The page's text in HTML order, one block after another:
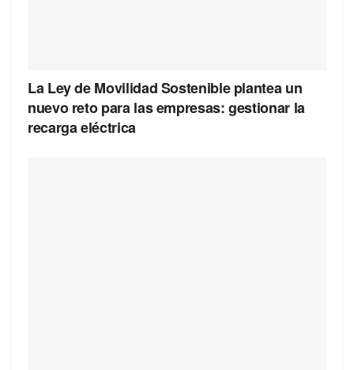
La Ley de Movilidad Sostenible plantea un
nuevo reto para las empresas: gestionar la
recarga eléctrica